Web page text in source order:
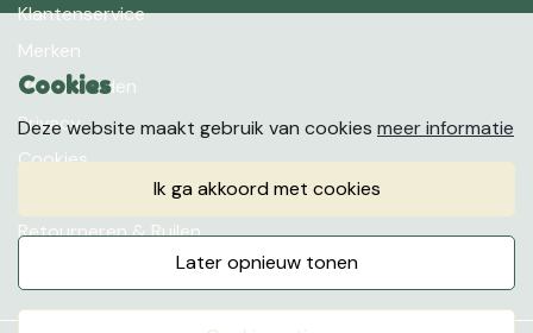
Klantenservice
Merken
Voorwaarden
Privacy
Cookies
Retourneren & Ruilen
Cookies
Deze website maakt gebruik van cookies meer informatie
ik ga akkoord met cookies
later opnieuw tonen